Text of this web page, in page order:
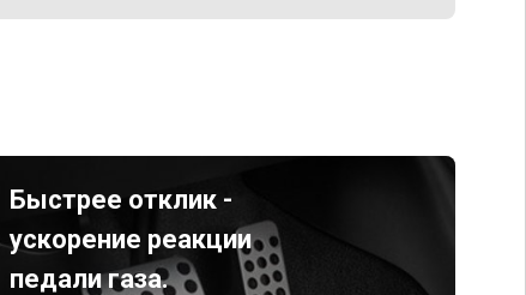
Быстрее отклик -
ускорение реакции
педали газа.